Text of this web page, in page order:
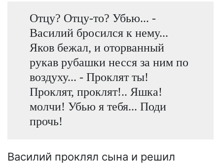
Отцу? Отцу-то? Убью... -
Василий бросился к нему...
Яков бежал, и оторванный
рукав рубашки несся за ним по
воздуху... - Проклят ты!
Проклят, проклят!.. Яшка!
молчи! Убью я тебя... Поди
прочь!
Василий проклял сына и решил